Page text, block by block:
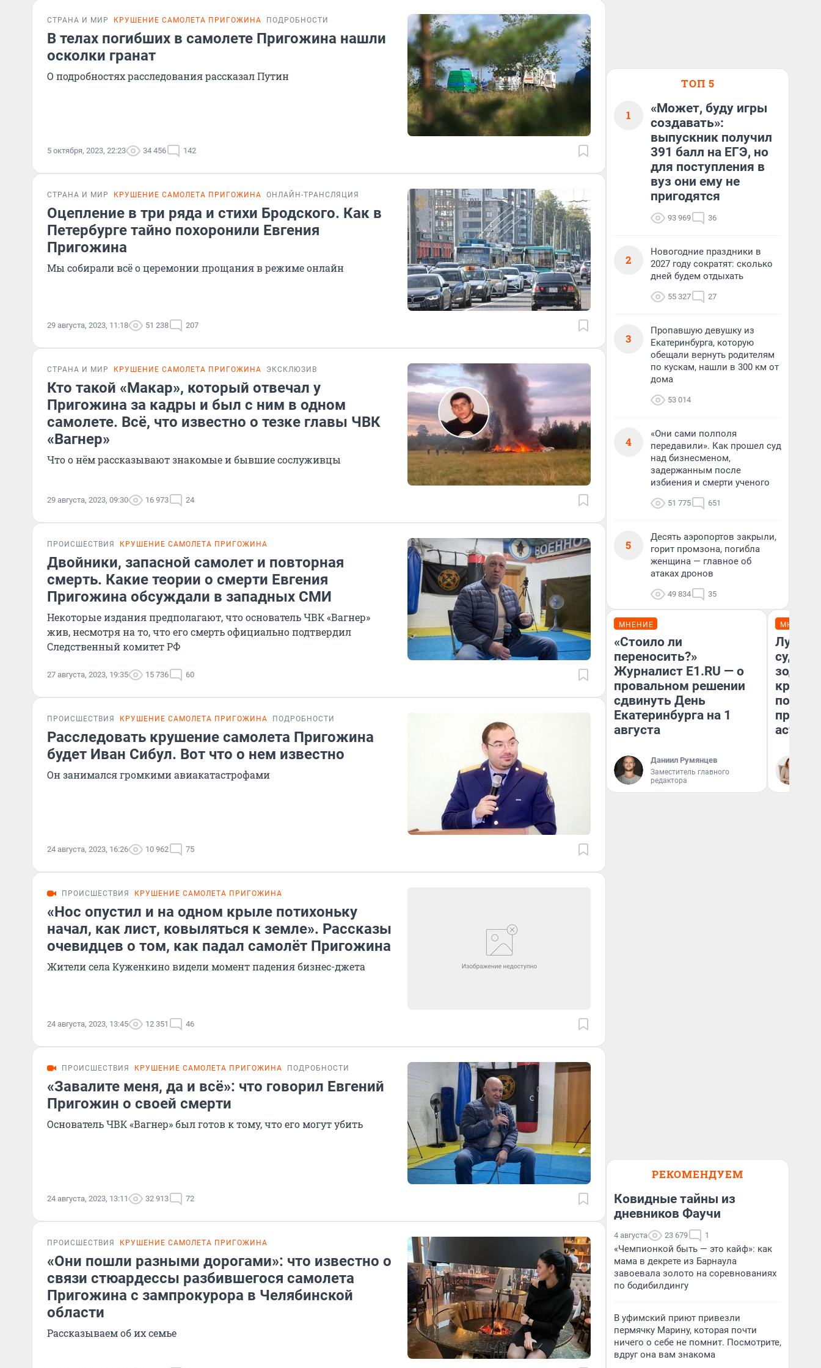
СТРАНА И МИР КРУШЕНИЕ САМОЛЕТА ПРИГОЖИНА ПОДРОБНОСТИ
В телах погибших в самолете Пригожина нашли
осколки гранат
О подробностях расследования рассказал Путин
5 октября, 2023, 22:23 34 456 142
СТРАНА И МИР КРУШЕНИЕ САМОЛЕТА ПРИГОЖИНА ОНЛАЙН-ТРАНСЛЯЦИЯ
Оцепление в три ряда и стихи Бродского. Как в
Петербурге тайно похоронили Евгения
Пригожина
Мы собирали всё о церемонии прощания в режиме онлайн
29 августа, 2023, 11:18 51 238 207
СТРАНА И МИР КРУШЕНИЕ САМОЛЕТА ПРИГОЖИНА ЭКСКЛЮЗИВ
Кто такой «Макар», который отвечал у
Пригожина за кадры и был с ним в одном
самолете. Всё, что известно о тезке главы ЧВК
«Вагнер»
Что о нём рассказывают знакомые и бывшие сослуживцы
29 августа, 2023, 09:30 16 973 24
ПРОИСШЕСТВИЯ КРУШЕНИЕ САМОЛЕТА ПРИГОЖИНА
Двойники, запасной самолет и повторная
смерть. Какие теории о смерти Евгения
Пригожина обсуждали в западных СМИ
Некоторые издания предполагают, что основатель ЧВК «Вагнер»
жив, несмотря на то, что его смерть официально подтвердил
Следственный комитет РФ
27 августа, 2023, 19:35 15 736 60
ПРОИСШЕСТВИЯ КРУШЕНИЕ САМОЛЕТА ПРИГОЖИНА ПОДРОБНОСТИ
Расследовать крушение самолета Пригожина
будет Иван Сибул. Вот что о нем известно
Он занимался громкими авиакатастрофами
24 августа, 2023, 16:26 10 962 75
ПРОИСШЕСТВИЯ КРУШЕНИЕ САМОЛЕТА ПРИГОЖИНА
«Нос опустил и на одном крыле потихоньку
начал, как лист, ковыляться к земле». Рассказы
очевидцев о том, как падал самолёт Пригожина
Жители села Куженкино видели момент падения бизнес-джета
24 августа, 2023, 13:45 12 351 46
ПРОИСШЕСТВИЯ КРУШЕНИЕ САМОЛЕТА ПРИГОЖИНА ПОДРОБНОСТИ
«Завалите меня, да и всё»: что говорил Евгений
Пригожин о своей смерти
Основатель ЧВК «Вагнер» был готов к тому, что его могут убить
24 августа, 2023, 13:11 32 913 72
ПРОИСШЕСТВИЯ КРУШЕНИЕ САМОЛЕТА ПРИГОЖИНА
«Они пошли разными дорогами»: что известно о
связи стюардессы разбившегося самолета
Пригожина с зампрокурора в Челябинской
области
Рассказываем об их семье
ТОП 5
1
«Может, буду игры
создавать»:
выпускник получил
391 балл на ЕГЭ, но
для поступления в
вуз они ему не
пригодятся
93 969 36
2
Новогодние праздники в
2027 году сократят: сколько
дней будем отдыхать
55 327 27
3
Пропавшую девушку из
Екатеринбурга, которую
обещали вернуть родителям
по кускам, нашли в 300 км от
дома
53 014
4
«Они сами полполя
передавили». Как прошел суд
над бизнесменом,
задержанным после
избиения и смерти ученого
51 775 651
5
Десять аэропортов закрыли,
горит промзона, погибла
женщина — главное об
атаках дронов
49 834 35
МНЕНИЕ
«Стоило ли
переносить?»
Журналист E1.RU — о
провальном решении
сдвинуть День
Екатеринбурга на 1
августа
Даниил Румянцев
Заместитель главного
редактора
МНЕНИЕ
Луна
судьбу
круто
РЕКОМЕНДУЕМ
Ковидные тайны из
дневников Фаучи
4 августа 23 679 1
«Чемпионкой быть — это кайф»: как
мама в декрете из Барнаула
завоевала золото на соревнованиях
по бодибилдингу
В уфимский приют привезли
пермячку Марину, которая почти
ничего о себе не помнит. Посмотрите,
вдруг она вам знакома